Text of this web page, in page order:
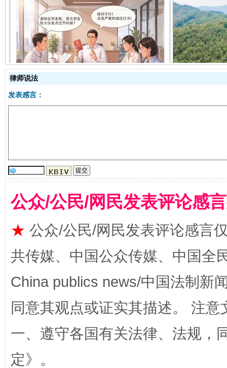
揭开“小金库”的免责幌子
律师说法
发表感言：
公众/公民/网民发表评论感
★ 公众/公民/网民发表评论感言
共传媒、中国公众传媒、中国全
China publics news/中国法制新
同意其观点或证实其描述。 注
一、遵守各国有关法律、法规，
定》。